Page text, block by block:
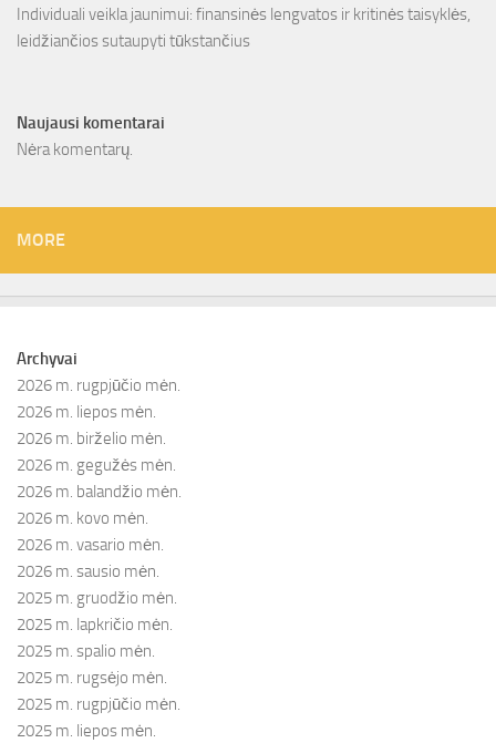
Individuali veikla jaunimui: finansinės lengvatos ir kritinės taisyklės,
leidžiančios sutaupyti tūkstančius
Naujausi komentarai
Nėra komentarų.
MORE
Archyvai
2026 m. rugpjūčio mėn.
2026 m. liepos mėn.
2026 m. birželio mėn.
2026 m. gegužės mėn.
2026 m. balandžio mėn.
2026 m. kovo mėn.
2026 m. vasario mėn.
2026 m. sausio mėn.
2025 m. gruodžio mėn.
2025 m. lapkričio mėn.
2025 m. spalio mėn.
2025 m. rugsėjo mėn.
2025 m. rugpjūčio mėn.
2025 m. liepos mėn.